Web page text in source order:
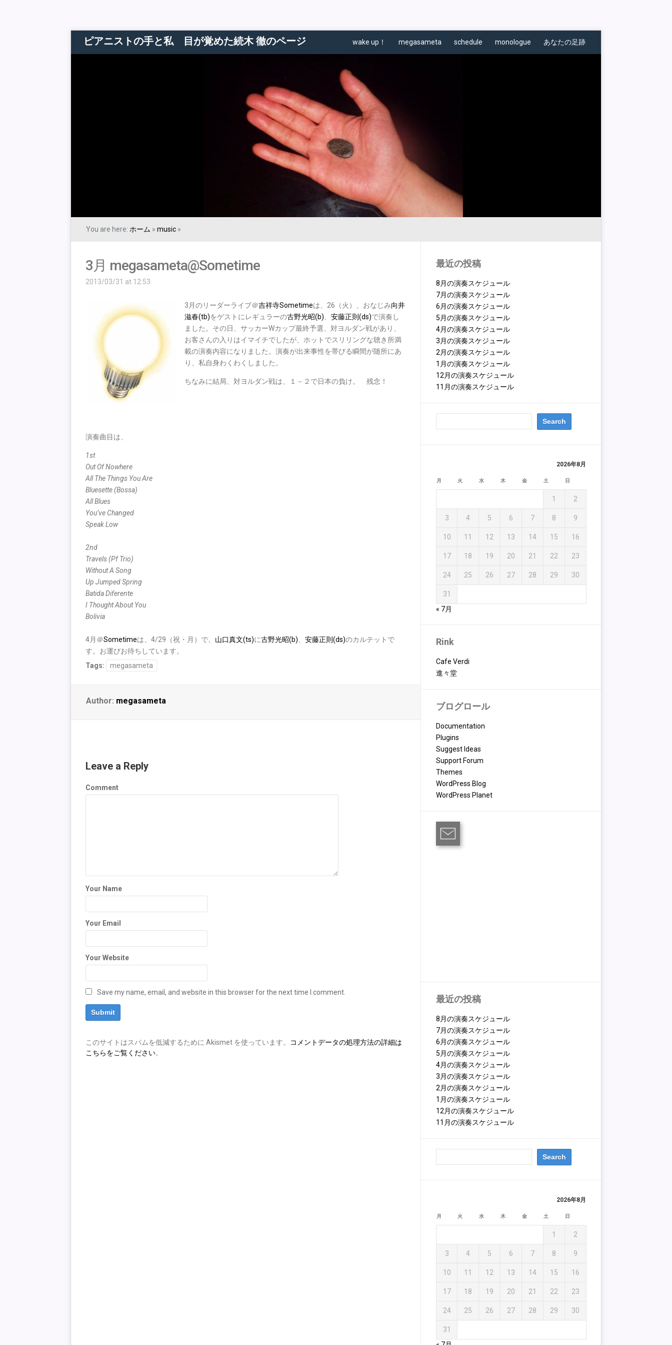
ピアニストの手と私 目が覚めた続木 徹のページ wake up！ megasameta schedule monologue あなたの足跡
You are here: ホーム » music »
3月 megasameta@Sometime
2013/03/31 at 12:53
3月のリーダーライブ＠吉祥寺Sometimeは、26（火）、おなじみ向井
滋春(tb)をゲストにレギュラーの古野光昭(b) 安藤正則(ds)で演奏し
ました。その日、サッカーWカップ最終予選、対ヨルダン戦があり、
お客さんの入りはイマイチでしたが、ホットでスリリングな聴き所満
載の演奏内容になりました。演奏が出来事性を帯びる瞬間が随所にあ
り、私自身わくわくしました。
ちなみに結局、対ヨルダン戦は、１－２で日本の負け。 残念！
演奏曲目は、
1st
Out Of Nowhere
All The Things You Are
Bluesette (Bossa)
All Blues
You’ve Changed
Speak Low
2nd
Travels (Pf Trio)
Without A Song
Up Jumped Spring
Batida Diferente
I Thought About You
Bolivia
4月＠Sometimeは、4/29（祝・月）で、 山口真文(ts)に古野光昭(b) 安藤正則(ds)のカルテットで
す。お運びお待ちしています。
Tags:
megasameta
Author: megasameta
Leave a Reply
Comment
Your Name
Your Email
Your Website
Save my name, email, and website in this browser for the next time I comment.
このサイトはスパムを低減するために Akismet を使っています。
コメントデータの処理方法の詳細は
こちらをご覧ください。
最近の投稿
8月の演奏スケジュール
7月の演奏スケジュール
6月の演奏スケジュール
5月の演奏スケジュール
4月の演奏スケジュール
3月の演奏スケジュール
2月の演奏スケジュール
1月の演奏スケジュール
12月の演奏スケジュール
11月の演奏スケジュール
2026年8月
月 火 水 木 金 土 日
1 2
3 4 5 6 7 8 9
10 11 12 13 14 15 16
17 18 19 20 21 22 23
24 25 26 27 28 29 30
31
« 7月
Rink
Cafe Verdi
進々堂
ブログロール
Documentation
Plugins
Suggest Ideas
Support Forum
Themes
WordPress Blog
WordPress Planet
最近の投稿
8月の演奏スケジュール
7月の演奏スケジュール
6月の演奏スケジュール
5月の演奏スケジュール
4月の演奏スケジュール
3月の演奏スケジュール
2月の演奏スケジュール
1月の演奏スケジュール
12月の演奏スケジュール
11月の演奏スケジュール
2026年8月
月 火 水 木 金 土 日
1 2
3 4 5 6 7 8 9
10 11 12 13 14 15 16
17 18 19 20 21 22 23
24 25 26 27 28 29 30
31